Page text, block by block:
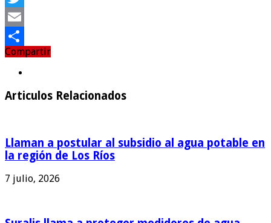
Twitter
Email
Compartir
Compartir
Articulos Relacionados
Llaman a postular al subsidio al agua potable en
la región de Los Ríos
7 julio, 2026